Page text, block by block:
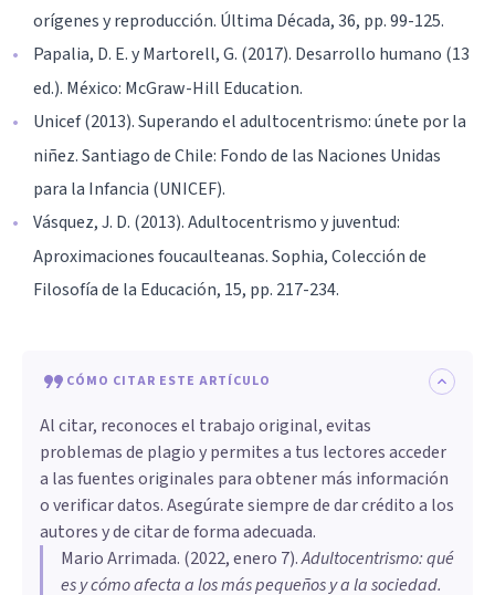
orígenes y reproducción. Última Década, 36, pp. 99-125.
Papalia, D. E. y Martorell, G. (2017). Desarrollo humano (13
ed.). México: McGraw-Hill Education.
Unicef (2013). Superando el adultocentrismo: únete por la
niñez. Santiago de Chile: Fondo de las Naciones Unidas
para la Infancia (UNICEF).
Vásquez, J. D. (2013). Adultocentrismo y juventud:
Aproximaciones foucaulteanas. Sophia, Colección de
Filosofía de la Educación, 15, pp. 217-234.
CÓMO CITAR ESTE ARTÍCULO
Al citar, reconoces el trabajo original, evitas
problemas de plagio y permites a tus lectores acceder
a las fuentes originales para obtener más información
o verificar datos. Asegúrate siempre de dar crédito a los
autores y de citar de forma adecuada.
Mario Arrimada. (2022, enero 7).Adultocentrismo: qué
es y cómo afecta a los más pequeños y a la sociedad.